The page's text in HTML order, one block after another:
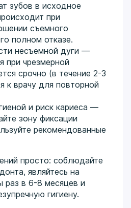
зубов в исходное
при
съемного
полном отказе.
несъемной дуги —
при чрезмерной
срочно (в течение 2-3
к врачу для повторной
и риск кариеса —
зону фиксации
рекомендованные
просто: соблюдайте
являйтесь на
раз в 6-8 месяцев и
гигиену.